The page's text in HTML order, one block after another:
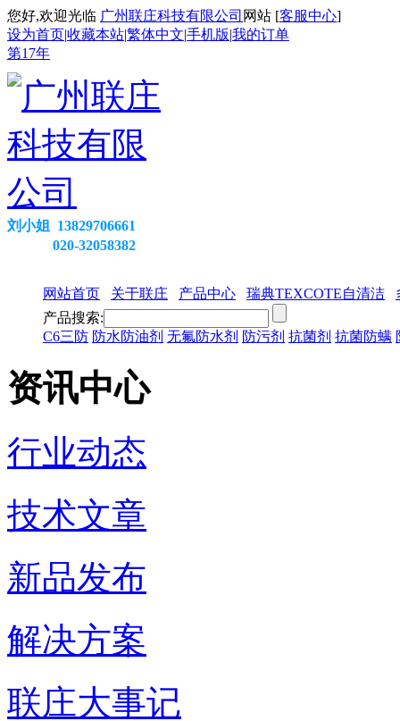
您好,欢迎光临 广州联庄科技有限公司 网站 [客服中心]
设为首页|收藏本站|繁体中文|手机版|我的订单
第17年
刘小姐 13829706661
020-32058382
网站首页 关于联庄 产品中心 瑞典TEXCOTE自清洁
产品搜索:
C6三防 防水防油剂 无氟防水剂 防污剂 抗菌剂 抗菌防螨
资讯中心
行业动态
技术文章
新品发布
解决方案
联庄大事记